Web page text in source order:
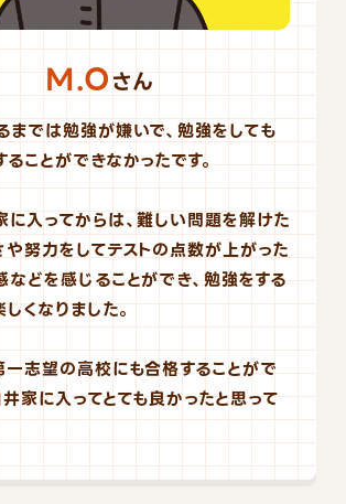
M.Oさん
までは勉強が嫌いで、勉強をしても
ことができなかったです。
に入ってからは、難しい問題を解けた
や努力をしてテストの点数が上がった
などを感じることができ、勉強をする
くなりました。
一志望の高校にも合格することがで
家に入ってとても良かったと思って